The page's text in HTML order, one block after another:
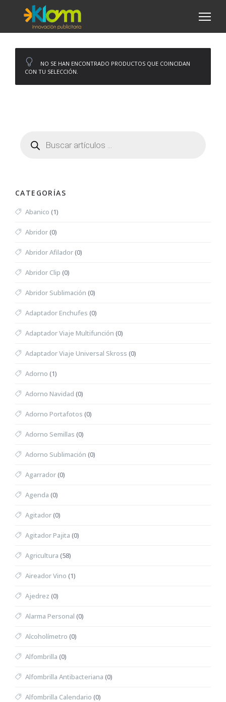
NO SE HAN ENCONTRADO PRODUCTOS QUE COINCIDAN
CON TU SELECCIÓN.
CATEGORÍAS
Abanico (1)
Abridor(0)
Abridor Afilador(0)
Abridor Clip (0)
Abridor Sublimación (0)
Adaptador Enchufes (0)
Adaptador Viaje Multifunción (0)
Adaptador Viaje Universal Skross (0)
Adorno (1)
Adorno Navidad (0)
Adorno Portafotos (0)
Adorno Semillas (0)
Adorno Sublimación (0)
Agarrador(0)
Agenda (0)
Agitador(0)
Agitador Pajita (0)
Agricultura (58)
Aireador Vino (1)
Ajedrez (0)
Alarma Personal (0)
Alcoholímetro (0)
Alfombrilla (0)
Alfombrilla Antibacteriana (0)
Alfombrilla Calendario (0)